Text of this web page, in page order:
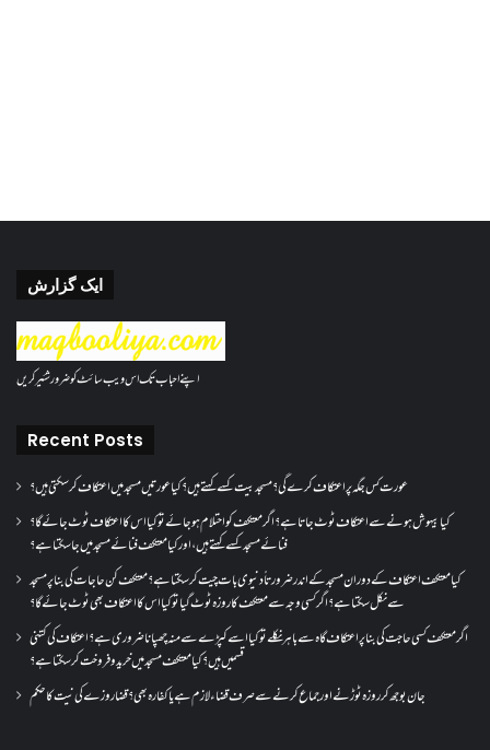
ایک گزارش
اپنے احباب تک اس ویب سائٹ کو ضرور شئیر کریں
Recent Posts
عورت کس جگہ پر اعتکاف کرے گی؟مسجد بیت کسے کہتے ہیں؟کیا عورتیں مسجد میں اعتکاف کر سکتی ہیں؟
کیا بیہوش ہونے سے اعتکاف ٹوٹ جاتا ہے؟ اگر معتکف کو احتلام ہو جائے تو کیا اس کا اعتکاف ٹوٹ جائے گا؟
فنائے مسجد کسے کہتے ہیں ، اور کیا معتکف فنائے مسجد میں جا سکتا ہے؟
کیا معتکف اعتکاف کے دوران مسجد کے اندر ضرورتاً دنیوی بات چیت کر سکتا ہے؟معتکف کن حاجات کی بنا پر مسجد
سے نکل سکتا ہے؟ اگر کسی وجہ سے معتکف کا روزہ ٹوٹ گیا تو کیا اس کا اعتکاف بھی ٹوٹ جائے گا؟
اگر معتکف کسی حاجت کی بنا پر اعتکاف گاہ سے باہر نکلے تو کیا اسے کپڑے سے منہ چھپانا ضروری ہے؟اعتکاف کی کتنی
قسمیں ہیں؟کیا معتکف مسجد میں خرید و فروخت کر سکتا ہے؟
جان بوجھ کر روزہ ٹوڑنے اور جماع کرنے سے صرف قضاء لازم ہے یا کفارہ بھی؟ قضا روزے کی نیت کا حکم